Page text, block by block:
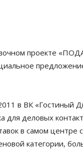
проекте
предложение
в ВК «Гостиный
деловых
в самом центре
категории,